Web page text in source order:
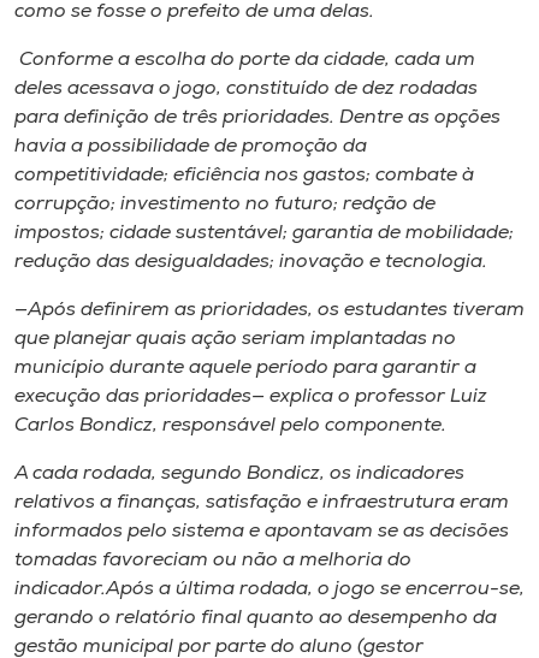
A+
como se fosse o prefeito de uma delas.
Conforme a escolha do porte da cidade, cada um
deles acessava o jogo, constituído de dez rodadas
para definição de três prioridades. Dentre as opções
havia a possibilidade de promoção da
competitividade; eficiência nos gastos; combate à
corrupção; investimento no futuro; redção de
impostos; cidade sustentável; garantia de mobilidade;
redução das desigualdades; inovação e tecnologia.
—Após definirem as prioridades, os estudantes tiveram
que planejar quais ação seriam implantadas no
município durante aquele período para garantir a
execução das prioridades— explica o professor Luiz
Carlos Bondicz, responsável pelo componente.
A cada rodada, segundo Bondicz, os indicadores
relativos a finanças, satisfação e infraestrutura eram
informados pelo sistema e apontavam se as decisões
tomadas favoreciam ou não a melhoria do
indicador.Após a última rodada, o jogo se encerrou-se,
gerando o relatório final quanto ao desempenho da
gestão municipal por parte do aluno (gestor